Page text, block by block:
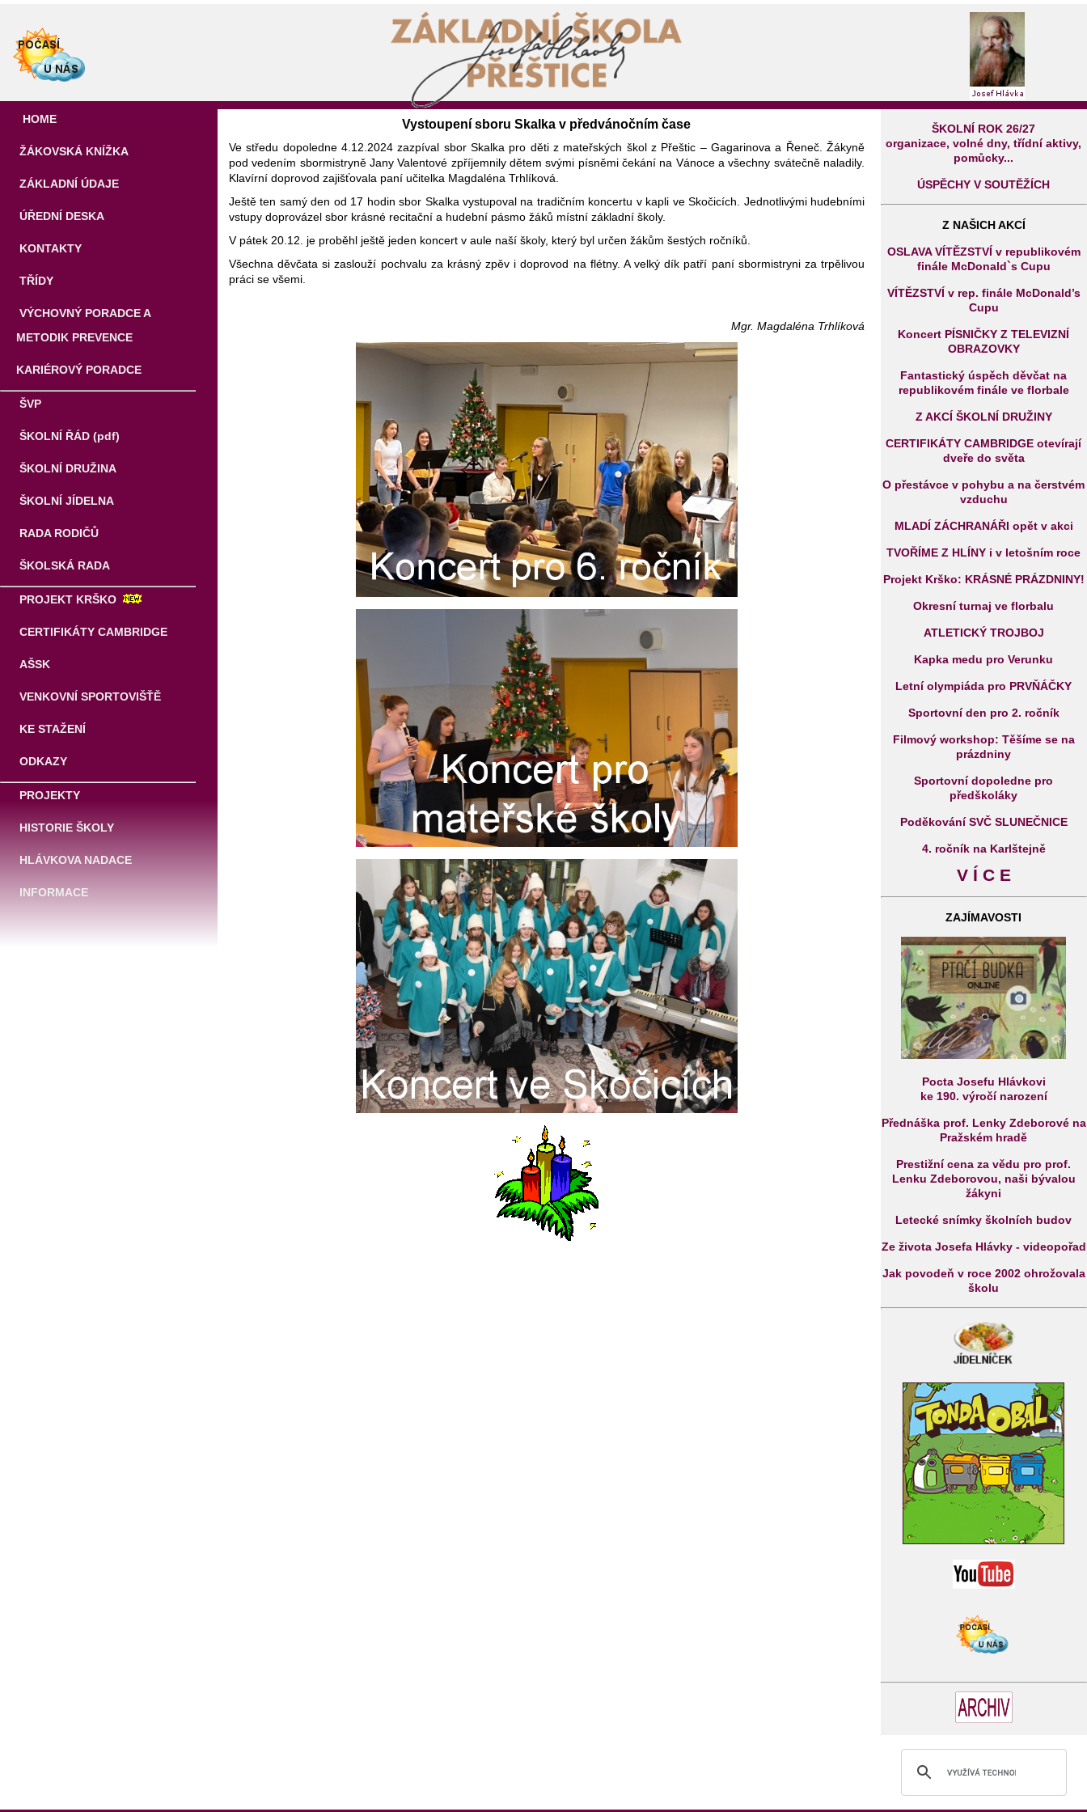
HOME
ŽÁKOVSKÁ KNÍŽKA
ZÁKLADNÍ ÚDAJE
ÚŘEDNÍ DESKA
KONTAKTY
TŘÍDY
VÝCHOVNÝ PORADCE A
METODIK PREVENCE
KARIÉROVÝ PORADCE
ŠVP
ŠKOLNÍ ŘÁD (pdf)
ŠKOLNÍ DRUŽINA
ŠKOLNÍ JÍDELNA
RADA RODIČŮ
ŠKOLSKÁ RADA
PROJEKT KRŠKO
CERTIFIKÁTY CAMBRIDGE
AŠSK
VENKOVNÍ SPORTOVIŠŤĚ
KE STAŽENÍ
ODKAZY
PROJEKTY
HISTORIE ŠKOLY
HLÁVKOVA NADACE
INFORMACE
Vystoupení sboru Skalka v předvánočním čase
Ve středu dopoledne 4.12.2024 zazpíval sbor Skalka pro děti z mateřských škol z Přeštic – Gagarinova a Řeneč. Žákyně
pod vedením sbormistryně Jany Valentové zpříjemnily dětem svými písněmi čekání na Vánoce a všechny svátečně naladily.
Klavírní doprovod zajišťovala paní učitelka Magdaléna Trhlíková.
Ještě ten samý den od 17 hodin sbor Skalka vystupoval na tradičním koncertu v kapli ve Skočicích. Jednotlivými hudebními
vstupy doprovázel sbor krásné recitační a hudební pásmo žáků místní základní školy.
V pátek 20.12. je proběhl ještě jeden koncert v aule naší školy, který byl určen žákům šestých ročníků.
Všechna děvčata si zaslouží pochvalu za krásný zpěv i doprovod na flétny. A velký dík patří paní sbormistryni za trpělivou
práci se všemi.
Mgr. Magdaléna Trhlíková
ŠKOLNÍ ROK 26/27
organizace, volné dny, třídní aktivy,
pomůcky...
ÚSPĚCHY V SOUTĚŽÍCH
Z NAŠICH AKCÍ
OSLAVA VÍTĚZSTVÍ v republikovém
finále McDonald`s Cupu
VÍTĚZSTVÍ v rep. finále McDonald’s
Cupu
Koncert PÍSNIČKY Z TELEVIZNÍ
OBRAZOVKY
Fantastický úspěch děvčat na
republikovém finále ve florbale
Z AKCÍ ŠKOLNÍ DRUŽINY
CERTIFIKÁTY CAMBRIDGE otevírají
dveře do světa
O přestávce v pohybu a na čerstvém
vzduchu
MLADÍ ZÁCHRANÁŘI opět v akci
TVOŘÍME Z HLÍNY i v letošním roce
Projekt Krško: KRÁSNÉ PRÁZDNINY!
Okresní turnaj ve florbalu
ATLETICKÝ TROJBOJ
Kapka medu pro Verunku
Letní olympiáda pro PRVŇÁČKY
Sportovní den pro 2. ročník
Filmový workshop: Těšíme se na
prázdniny
Sportovní dopoledne pro
předškoláky
Poděkování SVČ SLUNEČNICE
4. ročník na Karlštejně
V Í C E
ZAJÍMAVOSTI
Pocta Josefu Hlávkovi
ke 190. výročí narození
Přednáška prof. Lenky Zdeborové na
Pražském hradě
Prestižní cena za vědu pro prof.
Lenku Zdeborovou, naši bývalou
žákyni
Letecké snímky školních budov
Ze života Josefa Hlávky - videopořad
Jak povodeň v roce 2002 ohrožovala
školu